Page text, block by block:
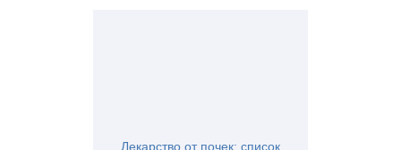
Лекарство от почек: список